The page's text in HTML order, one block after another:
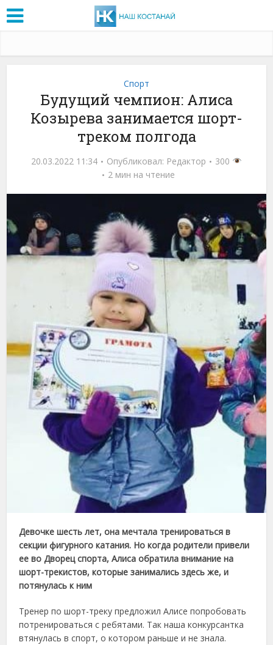
Спорт
Будущий чемпион: Алиса
Козырева занимается шорт-
треком полгода
20.03.2022 11:34 Опубликовал: Редактор
300
2 мин на чтение
Девочке шесть лет, она мечтала тренироваться в
секции фигурного катания. Но когда родители привели
ее во Дворец спорта, Алиса обратила внимание на
шорт-трекистов, которые занимались здесь же, и
потянулась к ним
Тренер по шорт-треку предложил Алисе попробовать
потренироваться с ребятами. Так наша конкурсантка
втянулась в спорт, о котором раньше и не знала.